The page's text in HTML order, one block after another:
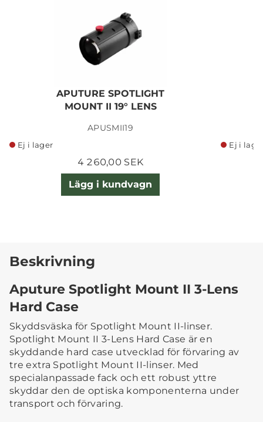
APUTURE SPOTLIGHT
MOUNT II 19° LENS
APUSMII19
Ej i lager
4 260,00 SEK
Lägg i kundvagn
Ej i
Beskrivning
Aputure Spotlight Mount II 3-Lens
Hard Case
Skyddsväska för Spotlight Mount II-linser.
Spotlight Mount II 3-Lens Hard Case är en
skyddande hard case utvecklad för förvaring av
tre extra Spotlight Mount II-linser. Med
specialanpassade fack och ett robust yttre
skyddar den de optiska komponenterna under
transport och förvaring.